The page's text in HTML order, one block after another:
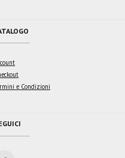
e Condizioni